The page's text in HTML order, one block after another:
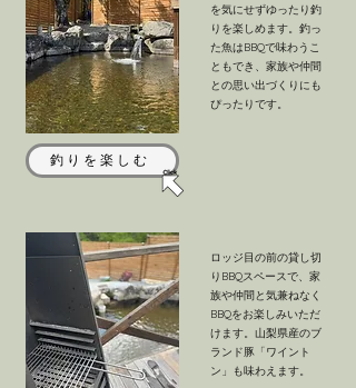
釣りを楽しむ
を気にせずゆったり釣
りを楽しめます。釣っ
た魚はBBQで味わうこ
ともでき、家族や仲間
との思い出づくりにも
ぴったりです。
ロッジ目の前の貸し切
りBBQスペースで、家
族や仲間と気兼ねなく
BBQをお楽しみいただ
けます。山梨県産のブ
ランド豚「ワイント
ン」も味わえます。